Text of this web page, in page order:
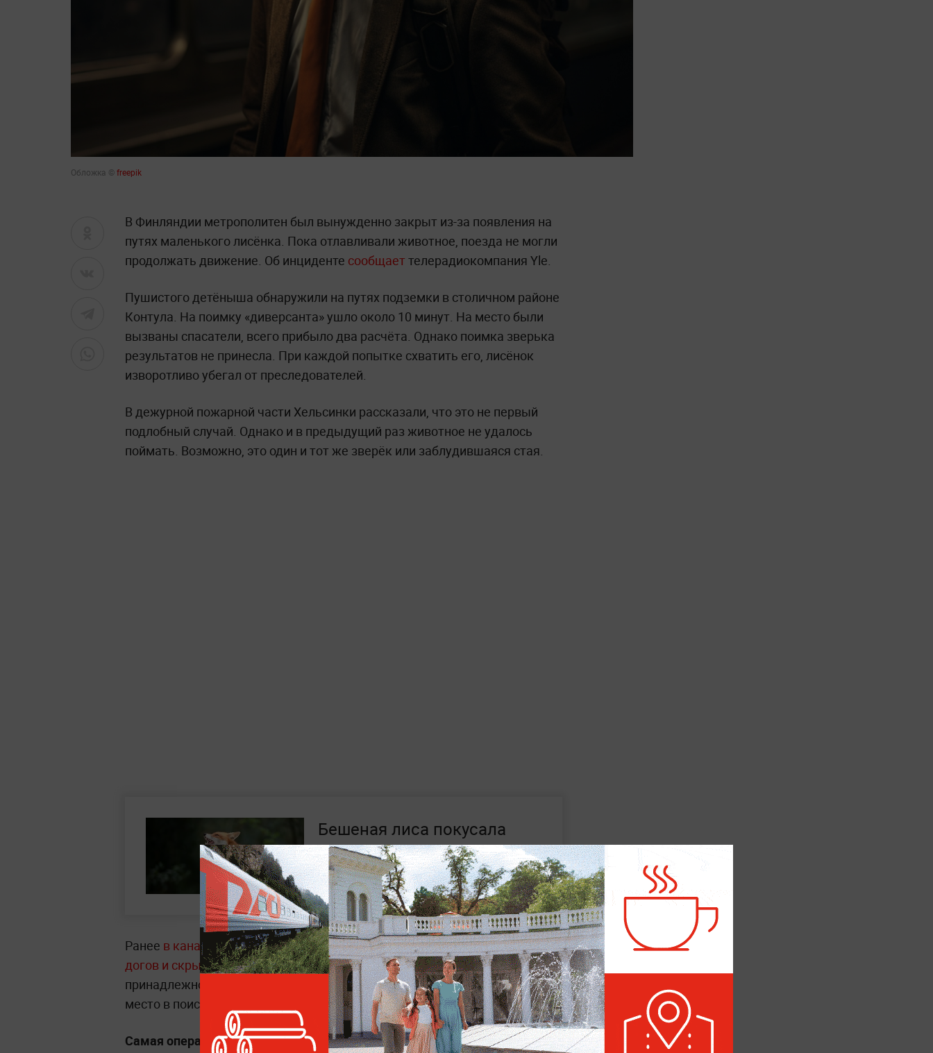
Обложка © freepik
В Финляндии метрополитен был вынужденно закрыт из-за появления на
путях маленького лисёнка. Пока отлавливали животное, поезда не могли
продолжать движение. Об инциденте сообщает телерадиокомпания Yle.
Пушистого детёныша обнаружили на путях подземки в столичном районе
Контула. На поимку «диверсанта» ушло около 10 минут. На место были
вызваны спасатели, всего прибыло два расчёта. Однако поимка зверька
результатов не принесла. При каждой попытке схватить его, лисёнок
изворотливо убегал от преследователей.
В дежурной пожарной части Хельсинки рассказали, что это не первый
подлобный случай. Однако и в предыдущий раз животное не удалось
поймать. Возможно, это один и тот же зверёк или заблудившаяся стая.
Бешеная лиса покусала
пять человек и шесть собак
на Алтае
Ранее в канадской провинции Альберта лиса украла сосиски для хот-
догов и скрылась с добычей.В полицию поступило сообщение о краже
принадлежностей для барбекю. После этого сотрудники выехали на
место в поисках подозреваемого. Преступницей оказалась лиса.
Самая оперативная информация о происходящем —в разделе